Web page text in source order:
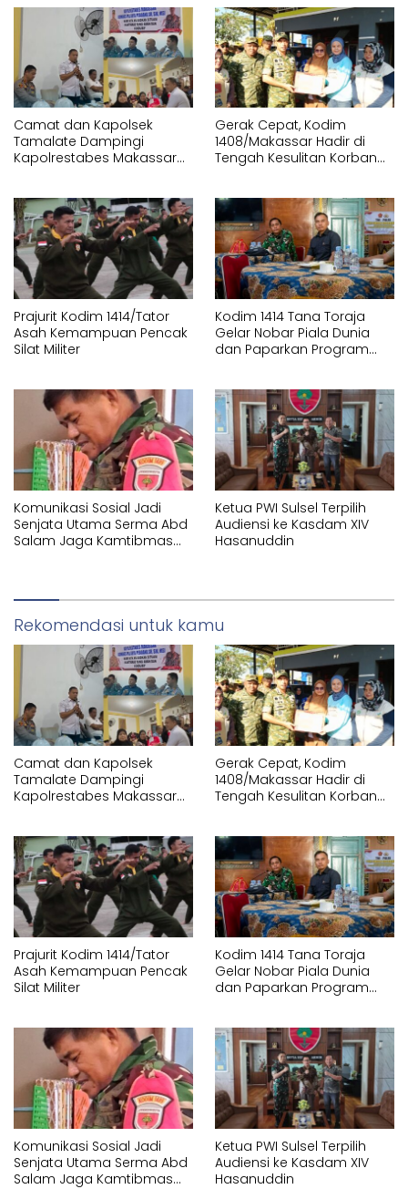
Camat dan Kapolsek
Tamalate Dampingi
Kapolrestabes Makassar
Gerak Cepat, Kodim
1408/Makassar Hadir di
Tengah Kesulitan Korban
Prajurit Kodim 1414/Tator
Asah Kemampuan Pencak
Silat Militer
Kodim 1414 Tana Toraja
Gelar Nobar Piala Dunia
dan Paparkan Program
Komunikasi Sosial Jadi
Senjata Utama Serma Abd
Salam Jaga Kamtibmas
Ketua PWI Sulsel Terpilih
Audiensi ke Kasdam XIV
Hasanuddin
Rekomendasi untuk kamu
Camat dan Kapolsek
Tamalate Dampingi
Kapolrestabes Makassar
Gerak Cepat, Kodim
1408/Makassar Hadir di
Tengah Kesulitan Korban
Prajurit Kodim 1414/Tator
Asah Kemampuan Pencak
Silat Militer
Kodim 1414 Tana Toraja
Gelar Nobar Piala Dunia
dan Paparkan Program
Komunikasi Sosial Jadi
Senjata Utama Serma Abd
Salam Jaga Kamtibmas
Ketua PWI Sulsel Terpilih
Audiensi ke Kasdam XIV
Hasanuddin